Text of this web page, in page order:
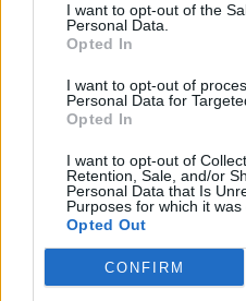
I want to opt-out of the
Personal Data.
Opted In
I want to opt-out of
Personal Data for
Opted In
I want to opt-out of
Retention, Sale, and/or
Personal Data that Is
Purposes for which it was
Opted Out
CONFIRM
“Become a CISO”,
Ο Σύγχρονος CISO:
Υπεύθυνος σε
Επιχειρησιακής
προσέγγιση στο
Management
συνεργασία με τη
ΕΓΓΡΑΦΗ ΣΤΟ